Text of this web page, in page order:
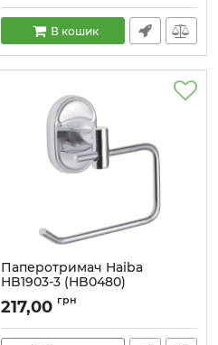
В кошик
Паперотримач Haiba
HB1903-3 (HB0480)
Артикул: HB0480
217,00 грн